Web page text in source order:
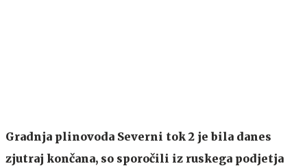
Gradnja plinovoda Severni tok 2 je bila danes
zjutraj končana, so sporočili iz ruskega podjetja